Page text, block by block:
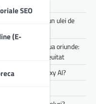
SEO
(E-
motorul mașinii un ulei de
pe care o poți lua oriunde:
vibe-uri de neuitat
folosind Galaxy AI?